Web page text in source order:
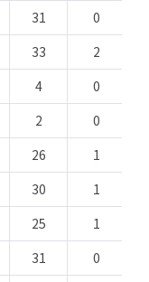
31
0
33 2
4
0
2
0
26
1
30
1
25
1
31 0